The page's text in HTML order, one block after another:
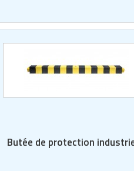
Butée de protection